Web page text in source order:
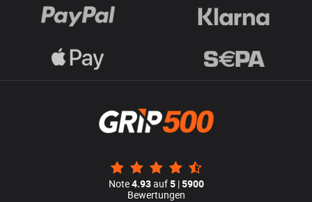
Note4.93auf5|5900
Bewertungen